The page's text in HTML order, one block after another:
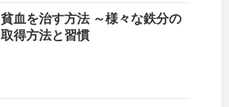
貧血を治す方法 ～様々な鉄分の
取得方法と習慣